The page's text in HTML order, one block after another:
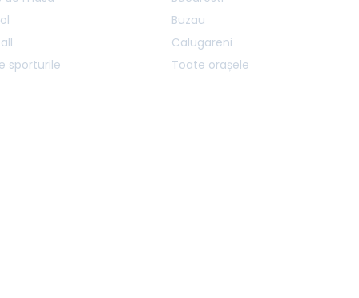
sporturile
Buzau
Calugareni
Toate orașele